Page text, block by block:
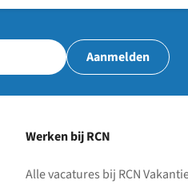
Aanmelden
Werken bij RCN
Alle vacatures bij RCN